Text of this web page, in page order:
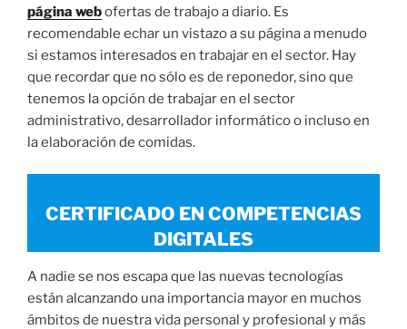
página webofertas de trabajo a diario. Es
recomendable echar un vistazo a su página a menudo
si estamos interesados en trabajar en el sector. Hay
que recordar que no sólo es de reponedor, sino que
tenemos la opción de trabajar en el sector
administrativo, desarrollador informático o incluso en
la elaboración de comidas.
CERTIFICADO EN COMPETENCIAS
DIGITALES
A nadie se nos escapa que las nuevas tecnologías
están alcanzando una importancia mayor en muchos
ámbitos de nuestra vida personal y profesional y más